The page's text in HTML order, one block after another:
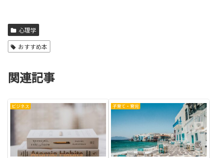
心理学
おすすめ本
関連記事
ビジネス 子育て・育児